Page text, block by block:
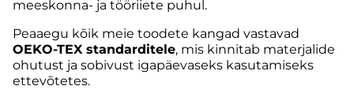
meeskonna- ja tööriiete puhul.
Peaaegu kõik meie toodete kangad vastavad
OEKO-TEXstandarditele, mis kinnitab materjalide
ohutust ja sobivust igapäevaseks kasutamiseks
ettevõtetes.